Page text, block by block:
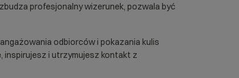
profesjonalny wizerunek, pozwala być
odbiorców i pokazania kulis
inspirujesz i utrzymujesz kontakt z